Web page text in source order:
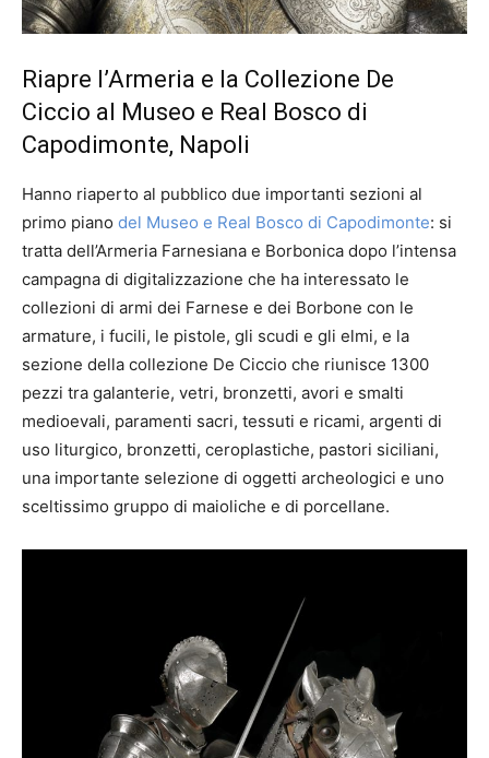
Riapre l’Armeria e la Collezione De
Ciccio al Museo e Real Bosco di
Capodimonte, Napoli
Hanno riaperto al pubblico due importanti sezioni al
primo piano del Museo e Real Bosco di Capodimonte: si
tratta dell’Armeria Farnesiana e Borbonica dopo l’intensa
campagna di digitalizzazione che ha interessato le
collezioni di armi dei Farnese e dei Borbone con le
armature, i fucili, le pistole, gli scudi e gli elmi, e la
sezione della collezione De Ciccio che riunisce 1300
pezzi tra galanterie, vetri, bronzetti, avori e smalti
medioevali, paramenti sacri, tessuti e ricami, argenti di
uso liturgico, bronzetti, ceroplastiche, pastori siciliani,
una importante selezione di oggetti archeologici e uno
sceltissimo gruppo di maioliche e di porcellane.